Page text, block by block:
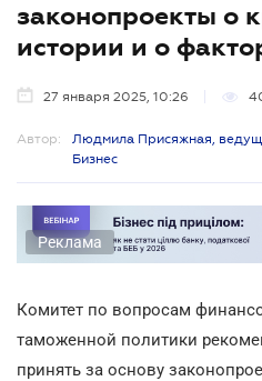
законопроекты о
истории и о
27 января 2025, 10:26
Автор:
Людмила Присяжная,
Бизнес
Реклама
Комитет по вопросам
таможенной политики
принять за основу